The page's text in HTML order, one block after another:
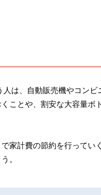
は、自動販売機やコンビ
ことや、割安な大容量ボ
家計費の節約を行ってい
。